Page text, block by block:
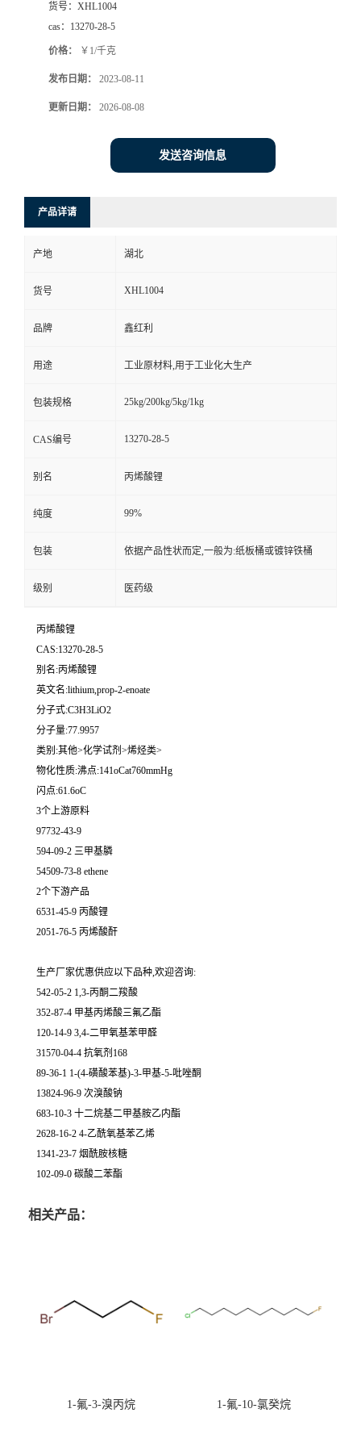
货号： XHL1004
cas： 13270-28-5
价格： ￥1/千克
发布日期： 2023-08-11
更新日期： 2026-08-08
发送咨询信息
产品详请
产地 湖北
货号 XHL1004
品牌 鑫红利
用途 工业原材料,用于工业化大生产
包装规格 25kg/200kg/5kg/1kg
CAS编号 13270-28-5
别名 丙烯酸锂
纯度 99%
包装 依据产品性状而定,一般为:纸板桶或镀锌铁桶
级别 医药级
丙烯酸锂
CAS:13270-28-5
别名:丙烯酸锂
英文名:lithium,prop-2-enoate
分子式:C3H3LiO2
分子量:77.9957
类别:其他>化学试剂>烯烃类>
物化性质:沸点:141oCat760mmHg
闪点:61.6oC
3个上游原料
97732-43-9
594-09-2 三甲基膦
54509-73-8 ethene
2个下游产品
6531-45-9 丙酸锂
2051-76-5 丙烯酸酐
生产厂家优惠供应以下品种,欢迎咨询:
542-05-2 1,3-丙酮二羧酸
352-87-4 甲基丙烯酸三氟乙酯
120-14-9 3,4-二甲氧基苯甲醛
31570-04-4 抗氧剂168
89-36-1 1-(4-磺酸苯基)-3-甲基-5-吡唑酮
13824-96-9 次溴酸钠
683-10-3 十二烷基二甲基胺乙内酯
2628-16-2 4-乙酰氧基苯乙烯
1341-23-7 烟酰胺核糖
102-09-0 碳酸二苯酯
相关产品：
1-氟-3-溴丙烷 1-氟-10-氯癸烷